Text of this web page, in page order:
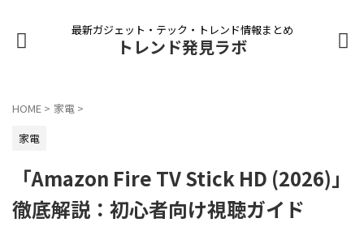
最新ガジェット・テック・トレンド情報まとめ
トレンド発見ラボ
HOME > 家電 >
家電
「Amazon Fire TV Stick HD (2026)」
徹底解説：初心者向け視聴ガイド